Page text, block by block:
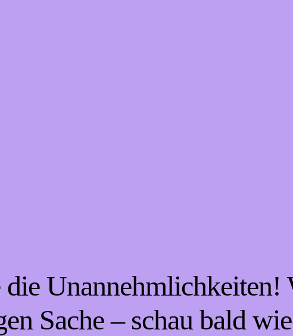
Unannehmlichkeiten!
Sache – schau bald